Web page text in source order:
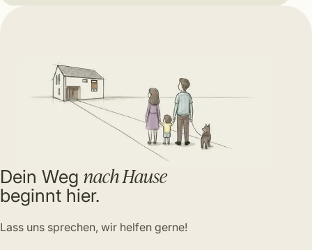
Dein Wegnach Hause
beginnt hier.
Lass uns sprechen, wir helfen gerne!